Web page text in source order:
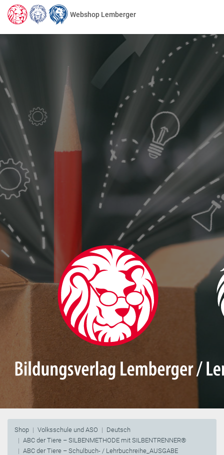
Webshop Lemberger
Shop Volksschule und ASO
Deutsch
ABC der Tiere – SILBENMETHODE mit SILBENTRENNER®
ABC der Tiere – Schulbuch- / Lehrbuchreihe_AUSGABE